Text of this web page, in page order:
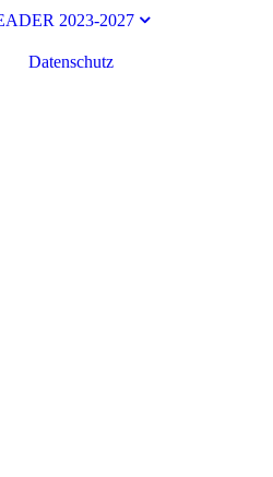
2023-2027
Datenschutz